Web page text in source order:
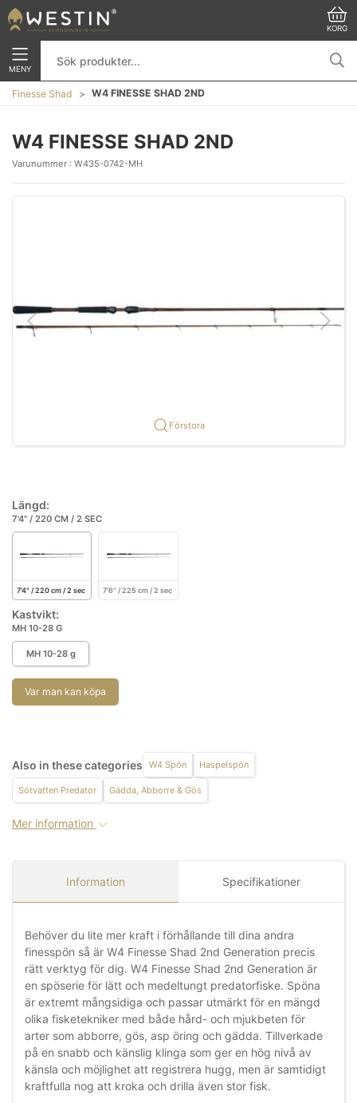
KORG
MENY
Finesse Shad W4 FINESSE SHAD 2ND
W4 FINESSE SHAD 2ND
Varunummer : W435-0742-MH
Förstora
Längd:
7'4" / 220 CM / 2 SEC
7'4" / 220 cm / 2 sec 7'6" / 225 cm / 2 sec
Kastvikt:
MH 10-28 G
MH 10-28 g
Var man kan köpa
Also in these categories W4 Spön Haspelspön
Sötvatten Predator Gädda, Abborre & Gös
Mer information
Information Specifikationer
Behöver du lite mer kraft i förhållande till dina andra
finesspön så är W4 Finesse Shad 2nd Generation precis
rätt verktyg för dig. W4 Finesse Shad 2nd Generation är
en spöserie för lätt och medeltungt predatorfiske. Spöna
är extremt mångsidiga och passar utmärkt för en mängd
olika fisketekniker med både hård- och mjukbeten för
arter som abborre, gös, asp öring och gädda. Tillverkade
på en snabb och känslig klinga som ger en hög nivå av
känsla och möjlighet att registrera hugg, men är samtidigt
kraftfulla nog att kroka och drilla även stor fisk.